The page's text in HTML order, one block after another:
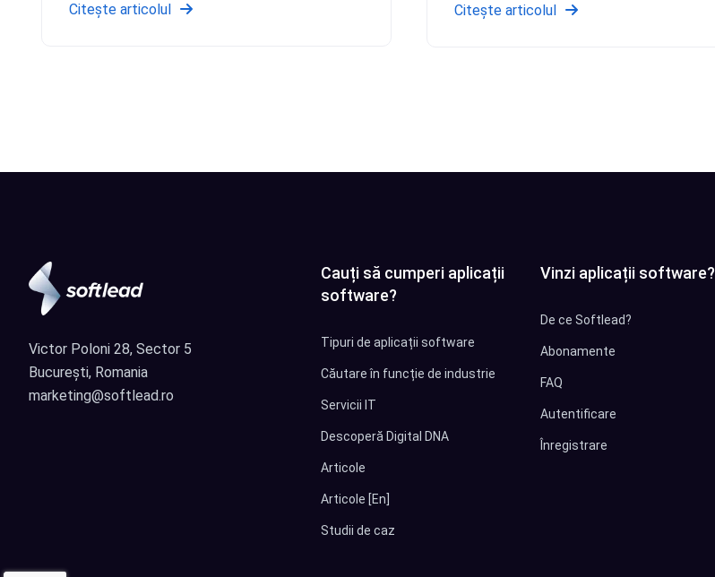
Citește articolul Citește articolul
Victor Poloni 28, Sector 5
București, Romania
marketing@softlead.ro
Cauți să cumperi aplicații
software?
Tipuri de aplicații software
Căutare în funcție de industrie
Servicii IT
Descoperă Digital DNA
Articole
Articole [En]
Studii de caz
Vinzi aplicații software?
De ce Softlead?
Abonamente
FAQ
Autentificare
Înregistrare